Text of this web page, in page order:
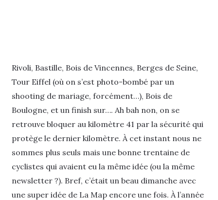
Rivoli, Bastille, Bois de Vincennes, Berges de Seine,
Tour Eiffel (où on s’est photo-bombé par un
shooting de mariage, forcément…), Bois de
Boulogne, et un finish sur…. Ah bah non, on se
retrouve bloquer au kilomètre 41 par la sécurité qui
protège le dernier kilomètre. À cet instant nous ne
sommes plus seuls mais une bonne trentaine de
cyclistes qui avaient eu la même idée (ou la même
newsletter ?). Bref, c’était un beau dimanche avec
une super idée de La Map encore une fois. À l’année